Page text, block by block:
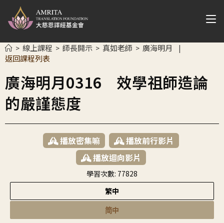
> 線上課程 > 師長開示 > 真如老師 > 廣海明月 |
返回課程列表
廣海明月0316 效學祖師造論
的嚴謹態度
播放密集嘛
播放前行影片
播放迴向影片
學習次數: 77828
繁中
简中